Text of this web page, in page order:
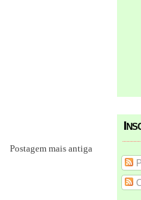
Postagem mais antiga